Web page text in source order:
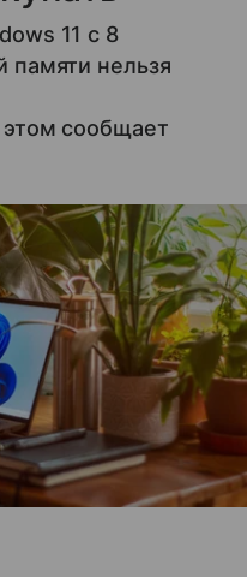
11 c 8
памяти нельзя
сообщает